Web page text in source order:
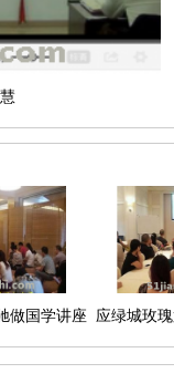
做国学讲座 应绿城玫